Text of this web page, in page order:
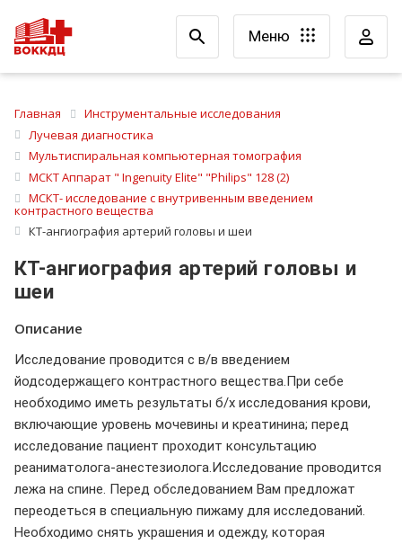
Меню
Главная
Инструментальные исследования
Лучевая диагностика
Мультиспиральная компьютерная томография
МСКТ Аппарат " Ingenuity Elite" "Philips" 128 (2)
МСКТ- исследование с внутривенным введением
контрастного вещества
КТ-ангиография артерий головы и шеи
КТ-ангиография артерий головы и
шеи
Описание
Исследование проводится с в/в введением
йодсодержащего контрастного вещества.При себе
необходимо иметь результаты б/х исследования крови,
включающие уровень мочевины и креатинина; перед
исследование пациент проходит консультацию
реаниматолога-анестезиолога.Исследование проводится
лежа на спине. Перед обследованием Вам предложат
переодеться в специальную пижаму для исследований.
Необходимо снять украшения и одежду, которая